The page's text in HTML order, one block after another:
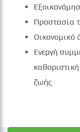
Προστασία
Οικονομικό
Ενεργή
ζωής